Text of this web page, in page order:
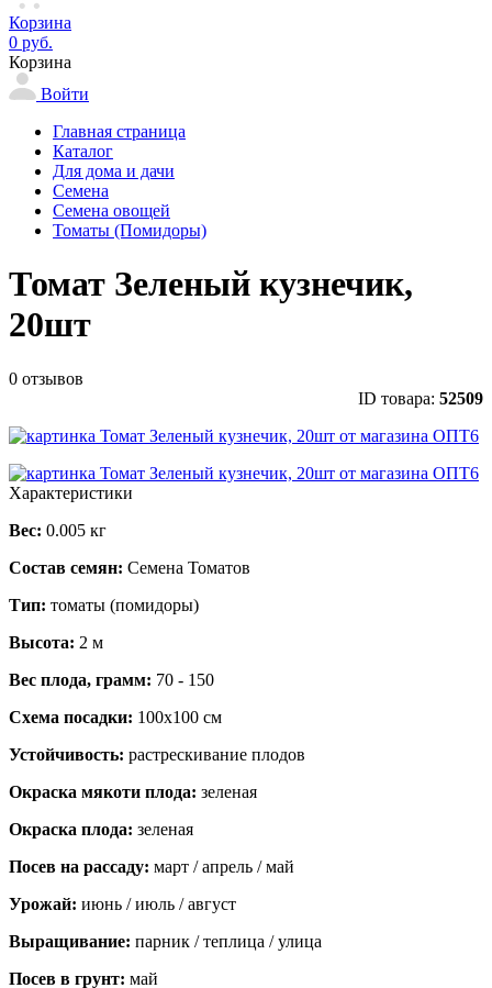
Корзина
0 руб.
Корзина
Войти
Главная страница
Каталог
Для дома и дачи
Семена
Семена овощей
Томаты (Помидоры)
Томат Зеленый кузнечик,
20шт
0 отзывов
ID товара: 52509
Характеристики
Вес: 0.005 кг
Состав семян: Семена Томатов
Тип: томаты (помидоры)
Высота: 2 м
Вес плода, грамм: 70 - 150
Схема посадки: 100х100 см
Устойчивость: растрескивание плодов
Окраска мякоти плода: зеленая
Окраска плода: зеленая
Посев на рассаду: март / апрель / май
Урожай: июнь / июль / август
Выращивание: парник / теплица / улица
Посев в грунт: май